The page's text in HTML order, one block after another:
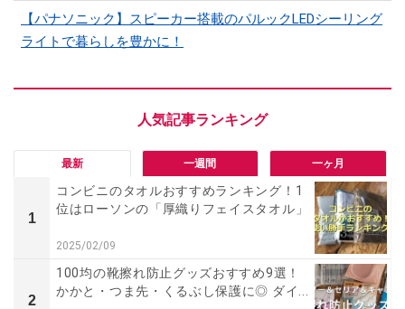
【パナソニック】スピーカー搭載のパルックLEDシーリング
ライトで暮らしを豊かに！
最新 一週間 一ヶ月
1
コンビニのタオルおすすめランキング！1
位はローソンの「厚織りフェイスタオル」
2025/02/09
2
100均の靴擦れ防止グッズおすすめ9選！
かかと・つま先・くるぶし保護に◎ ダイ...